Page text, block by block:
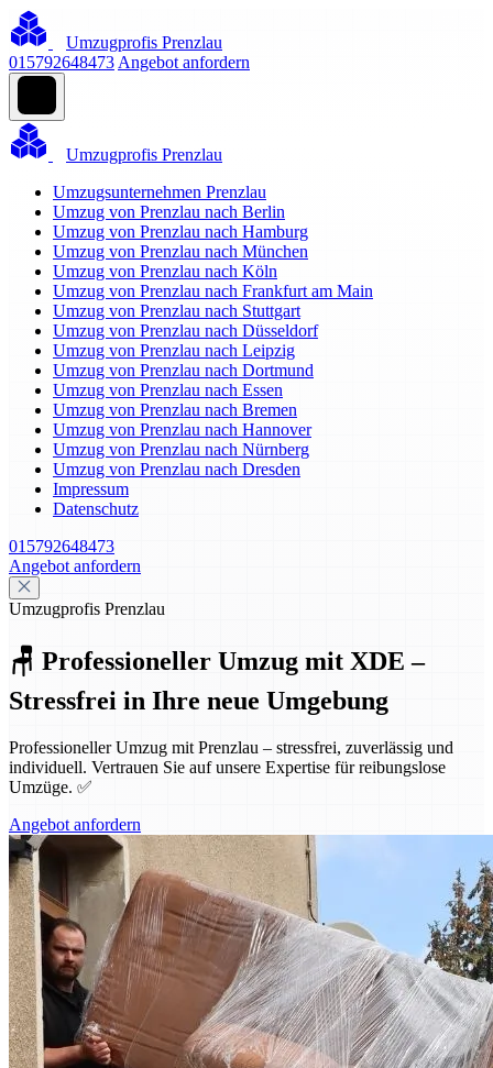
Umzugprofis Prenzlau
015792648473 Angebot anfordern
Umzugprofis Prenzlau
Umzugsunternehmen Prenzlau
Umzug von Prenzlau nach Berlin
Umzug von Prenzlau nach Hamburg
Umzug von Prenzlau nach München
Umzug von Prenzlau nach Köln
Umzug von Prenzlau nach Frankfurt am Main
Umzug von Prenzlau nach Stuttgart
Umzug von Prenzlau nach Düsseldorf
Umzug von Prenzlau nach Leipzig
Umzug von Prenzlau nach Dortmund
Umzug von Prenzlau nach Essen
Umzug von Prenzlau nach Bremen
Umzug von Prenzlau nach Hannover
Umzug von Prenzlau nach Nürnberg
Umzug von Prenzlau nach Dresden
Impressum
Datenschutz
015792648473
Angebot anfordern
Umzugprofis Prenzlau
🪑 Professioneller Umzug mit XDE –
Stressfrei in Ihre neue Umgebung
Professioneller Umzug mit Prenzlau – stressfrei, zuverlässig und
individuell. Vertrauen Sie auf unsere Expertise für reibungslose
Umzüge. ✅
Angebot anfordern